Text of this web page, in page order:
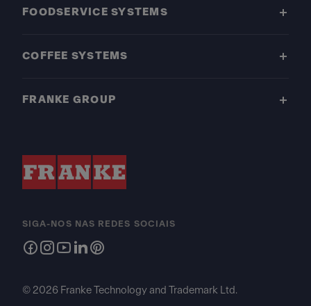
FOODSERVICE SYSTEMS
COFFEE SYSTEMS
FRANKE GROUP
SIGA-NOS NAS REDES SOCIAIS
© 2026 Franke Technology and Trademark Ltd.